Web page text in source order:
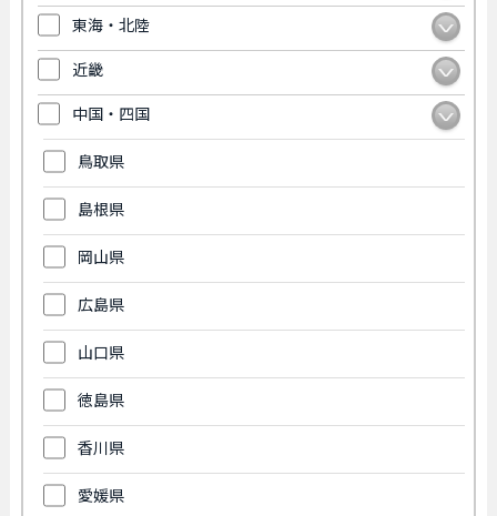
東海・北陸
近畿
中国・四国
鳥取県
島根県
岡山県
広島県
山口県
徳島県
香川県
愛媛県